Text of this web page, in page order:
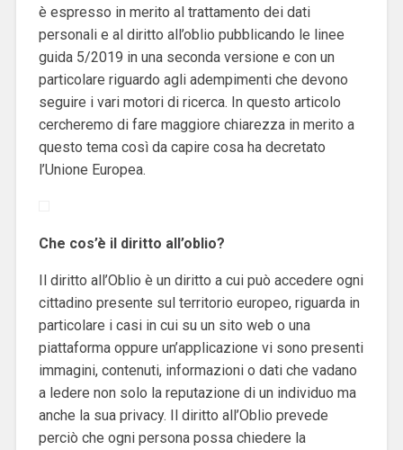
è espresso in merito al trattamento dei dati
personali e al diritto all’oblio pubblicando le linee
guida 5/2019 in una seconda versione e con un
particolare riguardo agli adempimenti che devono
seguire i vari motori di ricerca. In questo articolo
cercheremo di fare maggiore chiarezza in merito a
questo tema così da capire cosa ha decretato
l’Unione Europea.
Che cos’è il diritto all’oblio?
Il diritto all’Oblio è un diritto a cui può accedere ogni
cittadino presente sul territorio europeo, riguarda in
particolare i casi in cui su un sito web o una
piattaforma oppure un’applicazione vi sono presenti
immagini, contenuti, informazioni o dati che vadano
a ledere non solo la reputazione di un individuo ma
anche la sua privacy. Il diritto all’Oblio prevede
perciò che ogni persona possa chiedere la